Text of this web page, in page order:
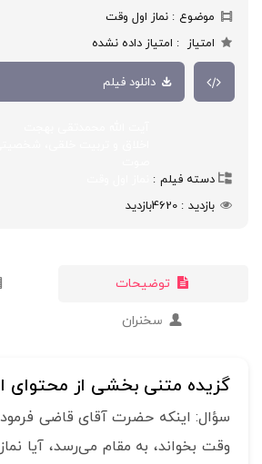
موضوع
نماز اول وقت
امتیاز
امتیاز داده نشده
دانلود فیلم
دسته فیلم
بازدید
4620بازدید
توضیحات
سخنران
گزیده متنی بخشی از محتوای
سؤال: اینکه حضرت آقای قاضی
وقت بخواند، به مقام می‌رسد، آیا